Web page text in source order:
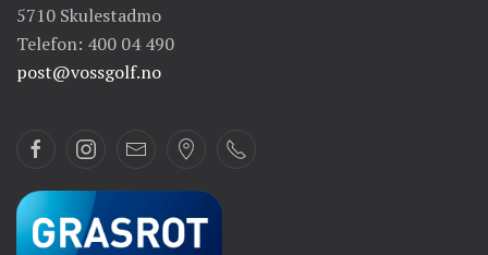
5710 Skulestadmo
Telefon: 400 04 490
post@vossgolf.no